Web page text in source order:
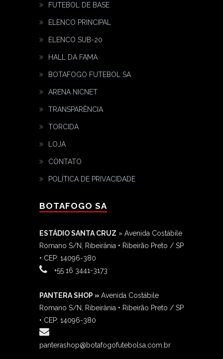
FUTEBOL DE BASE
ELENCO PRINCIPAL
ELENCO SUB-20
HALL DA FAMA
BOTAFOGO FUTEBOL SA
ARENA NICNET
TRANSPARÊNCIA
TORCIDA
LOJA
CONTATO
POLÍTICA DE PRIVACIDADE
BOTAFOGO SA
ESTÁDIO SANTA CRUZ » Avenida Costábile
Romano S/N, Ribeirânia • Ribeirão Preto / SP
• CEP: 14096-380
‎+55 16 3441-3173
PANTERA SHOP » Avenida Costábile
Romano S/N, Ribeirânia • Ribeirão Preto / SP
• CEP: 14096-380
panterashop@botafogofutebolsa.com.br